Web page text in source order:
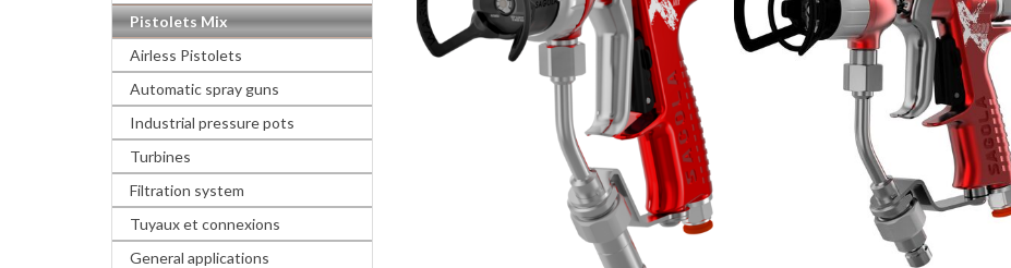
Pistolets Mix
Airless Pistolets
Automatic spray guns
Industrial pressure pots
Turbines
Filtration system
Tuyaux et connexions
General applications